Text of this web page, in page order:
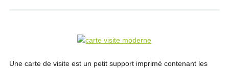
Une carte de visite est un petit support imprimé contenant les